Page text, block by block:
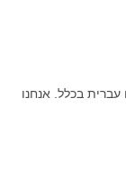
עברית בכלל. אנחנו